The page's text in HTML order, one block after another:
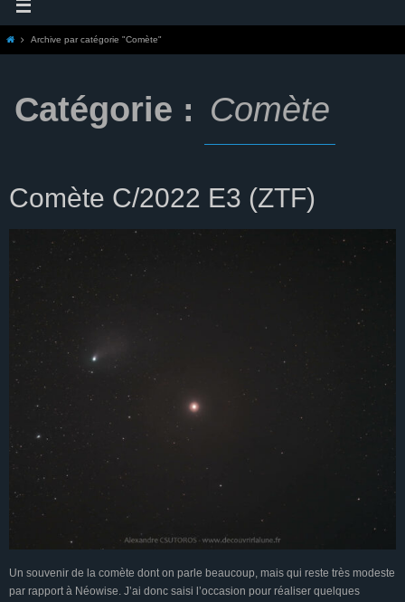
HomeArchive par catégorie "Comète"
Catégorie : Comète
Comète C/2022 E3 (ZTF)
Un souvenir de la comète dont on parle beaucoup, mais qui reste très modeste
par rapport à Néowise. J’ai donc saisi l’occasion pour réaliser quelques